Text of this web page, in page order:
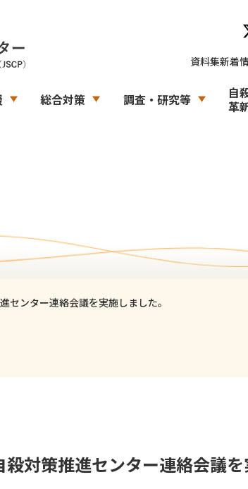
資料集新着
総合対策 調査・研究等
自
革
センター連絡会議を実施しました。
殺対策推進センター連絡会議を